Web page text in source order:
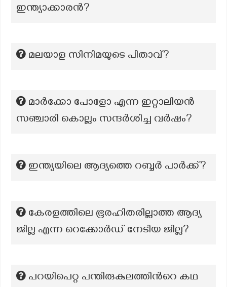
ഇന്ത്യാക്കാരൻ?
മലയാള സിനിമയുടെ പിതാവ്?
മാർക്കോ പോളോ എന്ന ഇറ്റാലിയൻ
സഞ്ചാരി കൊല്ലം സന്ദർശിച്ച വർഷം?
ഇന്ത്യയിലെ ആദ്യത്തെ റബ്ബർ പാർക്ക്?
കേരളത്തിലെ ഭൂരഹിതരില്ലാത്ത ആദ്യ
ജില്ല എന്ന റെക്കോർഡ് നേടിയ ജില്ല?
പറയിപെറ്റ പന്തിരുകുലത്തിന്‍റെ കഥ